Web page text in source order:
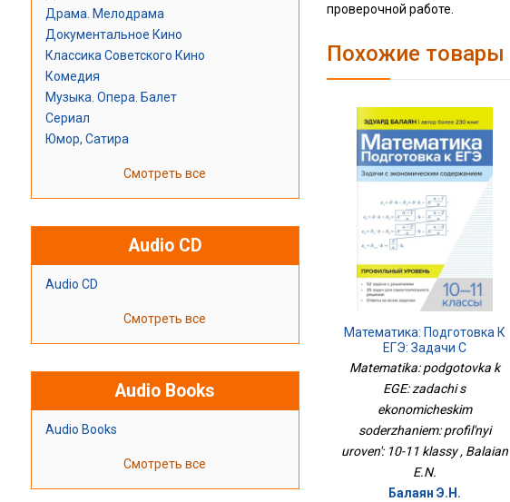
Драма. Мелодрама
Документальное Кино
Классика Советского Кино
Комедия
Музыка. Опера. Балет
Сериал
Юмор, Сатира
Смотреть все
Audio CD
Audio CD
Смотреть все
Audio Books
Audio Books
Смотреть все
проверочной работе.
Похожие товары
Математика: Подготовка К
ЕГЭ: Задачи С
Экономическим
Содержанием: Профильный
Уровень: 10-11 Классы
Matematika: podgotovka k
EGE: zadachi s
ekonomicheskim
soderzhaniem: profil'nyi
uroven': 10-11 klassy , Balaian
E.N.
Балаян Э.Н.